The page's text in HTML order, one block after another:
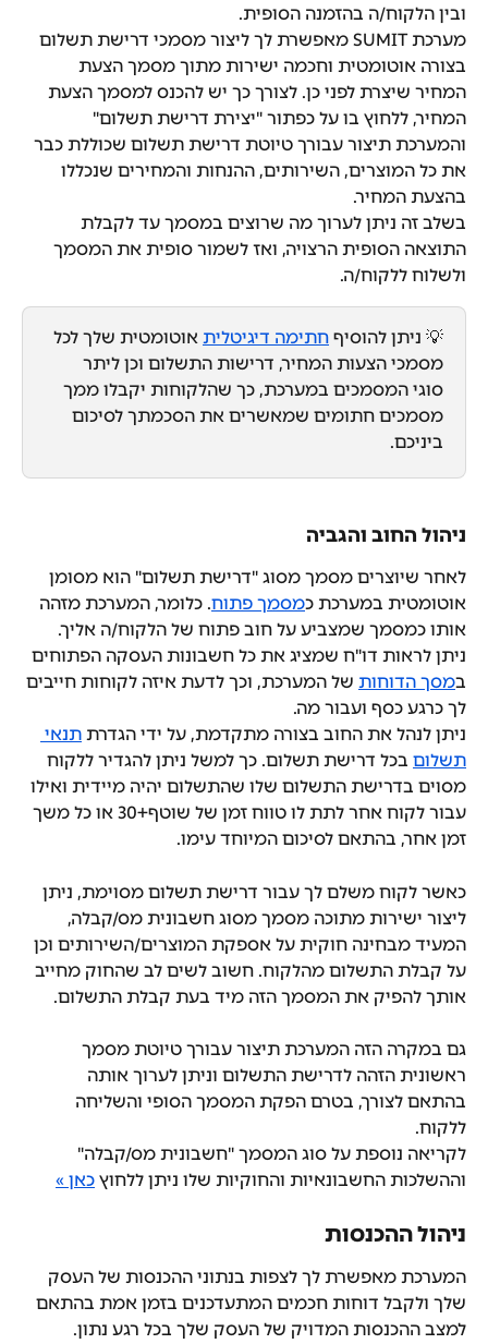
ובין הלקוח/ה בהזמנה הסופית.
מערכת SUMIT מאפשרת לך ליצור מסמכי דרישת תשלום
בצורה אוטומטית וחכמה ישירות מתוך מסמך הצעת
המחיר שיצרת לפני כן. לצורך כך יש להכנס למסמך הצעת
המחיר, ללחוץ בו על כפתור "יצירת דרישת תשלום"
והמערכת תיצור עבורך טיוטת דרישת תשלום שכוללת כבר
את כל המוצרים, השירותים, ההנחות והמחירים שנכללו
בהצעת המחיר.
בשלב זה ניתן לערוך מה שרוצים במסמך עד לקבלת
התוצאה הסופית הרצויה, ואז לשמור סופית את המסמך
ולשלוח ללקוח/ה.
💡 ניתן להוסיף חתימה דיגיטלית אוטומטית שלך לכל
מסמכי הצעות המחיר, דרישות התשלום וכן ליתר
סוגי המסמכים במערכת, כך שהלקוחות יקבלו ממך
מסמכים חתומים שמאשרים את הסכמתך לסיכום
ביניכם.
ניהול החוב והגביה
לאחר שיוצרים מסמך מסוג "דרישת תשלום" הוא מסומן
אוטומטית במערכת כמסמך פתוח. כלומר, המערכת מזהה
אותו כמסמך שמצביע על חוב פתוח של הלקוח/ה אליך.
ניתן לראות דו"ח שמציג את כל חשבונות העסקה הפתוחים
במסך הדוחות של המערכת, וכך לדעת איזה לקוחות חייבים
לך כרגע כסף ועבור מה.
ניתן לנהל את החוב בצורה מתקדמת, על ידי הגדרת תנאי
תשלום בכל דרישת תשלום. כך למשל ניתן להגדיר ללקוח
מסוים בדרישת התשלום שלו שהתשלום יהיה מיידית ואילו
עבור לקוח אחר לתת לו טווח זמן של שוטף+30 או כל משך
זמן אחר, בהתאם לסיכום המיוחד עימו.
כאשר לקוח משלם לך עבור דרישת תשלום מסוימת, ניתן
ליצור ישירות מתוכה מסמך מסוג חשבונית מס/קבלה,
המעיד מבחינה חוקית על אספקת המוצרים/השירותים וכן
על קבלת התשלום מהלקוח. חשוב לשים לב שהחוק מחייב
אותך להפיק את המסמך הזה מיד בעת קבלת התשלום.
גם במקרה הזה המערכת תיצור עבורך טיוטת מסמך
ראשונית הזהה לדרישת התשלום וניתן לערוך אותה
בהתאם לצורך, בטרם הפקת המסמך הסופי והשליחה
ללקוח.
לקריאה נוספת על סוג המסמך "חשבונית מס/קבלה"
וההשלכות החשבונאיות והחוקיות שלו ניתן ללחוץ כאן »
ניהול ההכנסות
המערכת מאפשרת לך לצפות בנתוני ההכנסות של העסק
שלך ולקבל דוחות חכמים המתעדכנים בזמן אמת בהתאם
למצב ההכנסות המדויק של העסק שלך בכל רגע נתון.